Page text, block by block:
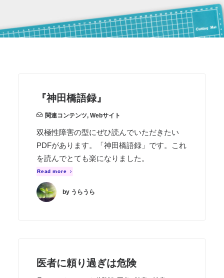
『神田橋語録』
関連コンテンツ, Webサイト
双極性障害の型にぜひ読んでいただきたい
PDFがあります。「神田橋語録」です。これ
を読んでとても楽になりました。
Read more
by うらうら
医者に頼り過ぎは危険